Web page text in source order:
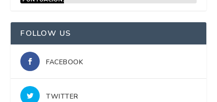
FOLLOW US
FACEBOOK
TWITTER